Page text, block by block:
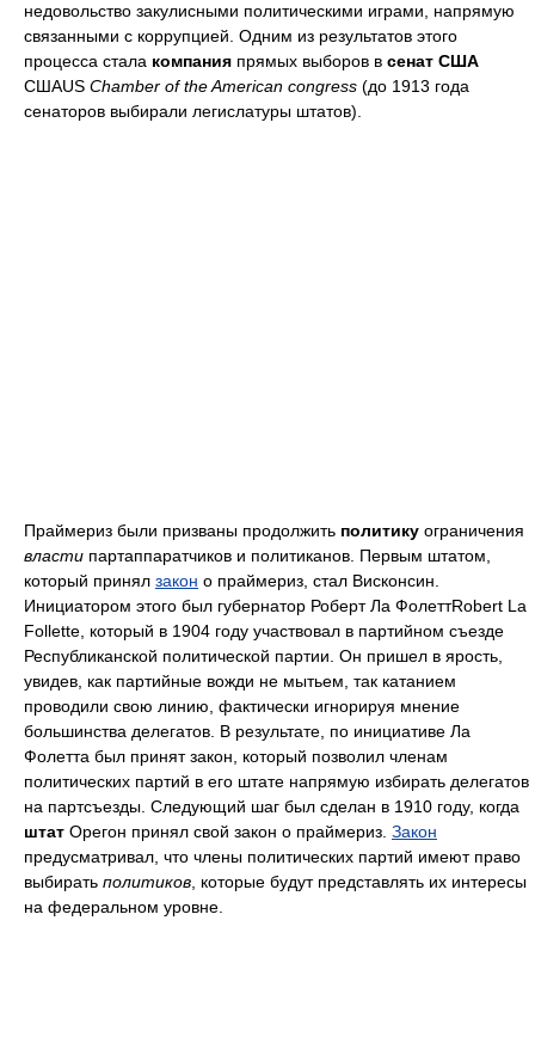
недовольство закулисными политическими играми, напрямую
связанными с коррупцией. Одним из результатов этого
процесса стала компания прямых выборов в cенат США
СШАUS Chamber of the American congress (до 1913 года
сенаторов выбирали легислатуры штатов).
Праймериз были призваны продолжить политику ограничения
власти партаппаратчиков и политиканов. Первым штатом,
который принял закон о праймериз, стал Висконсин.
Инициатором этого был губернатор Роберт Ла ФолеттRobert La
Follette, который в 1904 году участвовал в партийном съезде
Республиканской политической партии. Он пришел в ярость,
увидев, как партийные вожди не мытьем, так катанием
проводили свою линию, фактически игнорируя мнение
большинства делегатов. В результате, по инициативе Ла
Фолетта был принят закон, который позволил членам
политических партий в его штате напрямую избирать делегатов
на партсъезды. Следующий шаг был сделан в 1910 году, когда
штат Орегон принял свой закон о праймериз. Закон
предусматривал, что члены политических партий имеют право
выбирать политиков , которые будут представлять их интересы
на федеральном уровне.